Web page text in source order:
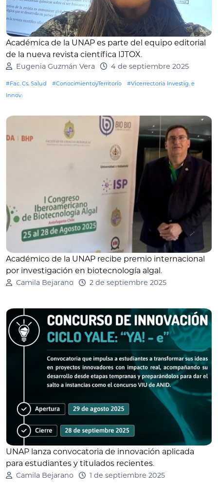
Académica de la UNAP es parte del equipo editorial
de la nueva revista científica IJTOX.
Eugenia Guzmán Vera 4 de septiembre 2025
#Fac. Cs. Salud #ConocimientoyTerritorio
#Vicerrectoría Investig. e
Innov.
Académico de la UNAP recibe premio internacional
por investigación en biotecnología algal.
Camila Bejarano 2 de septiembre 2025
UNAP lanza convocatoria de innovación aplicada
para estudiantes y titulados recientes.
Camila Bejarano 1 de septiembre 2025